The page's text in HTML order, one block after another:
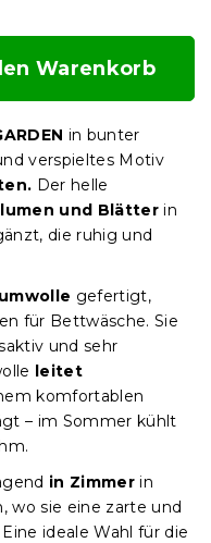
Warenkorb
in bunter
verspieltes Motiv
Der helle
und Blätter in
die ruhig und
gefertigt,
für Bettwäsche. Sie
und sehr
leitet
komfortablen
– im Sommer kühlt
in Zimmer in
wo sie eine zarte und
ideale Wahl für die